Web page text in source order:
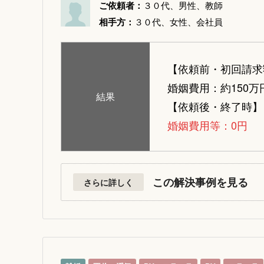
ご依頼者： ３０代、男性、教師
相手方： ３０代、女性、会社員
結果
【依頼前・初回請
婚姻費用：約150万
【依頼後・終了時】
婚姻費用等：0円
さらに詳しく この解決事例を見る